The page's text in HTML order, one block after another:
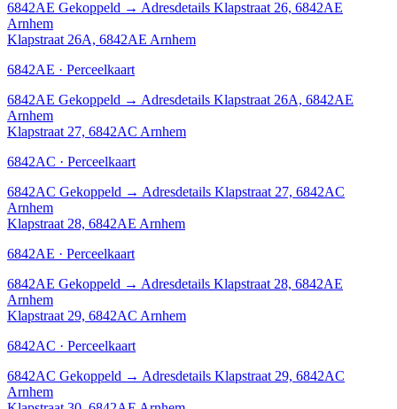
6842AE Gekoppeld → Adresdetails Klapstraat 26, 6842AE
Arnhem
Klapstraat 26A, 6842AE Arnhem
6842AE · Perceelkaart
6842AE Gekoppeld → Adresdetails Klapstraat 26A, 6842AE
Arnhem
Klapstraat 27, 6842AC Arnhem
6842AC · Perceelkaart
6842AC Gekoppeld → Adresdetails Klapstraat 27, 6842AC
Arnhem
Klapstraat 28, 6842AE Arnhem
6842AE · Perceelkaart
6842AE Gekoppeld → Adresdetails Klapstraat 28, 6842AE
Arnhem
Klapstraat 29, 6842AC Arnhem
6842AC · Perceelkaart
6842AC Gekoppeld → Adresdetails Klapstraat 29, 6842AC
Arnhem